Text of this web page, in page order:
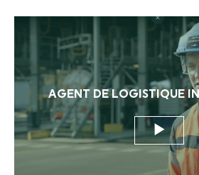
AGENT DE LOGISTIQUE